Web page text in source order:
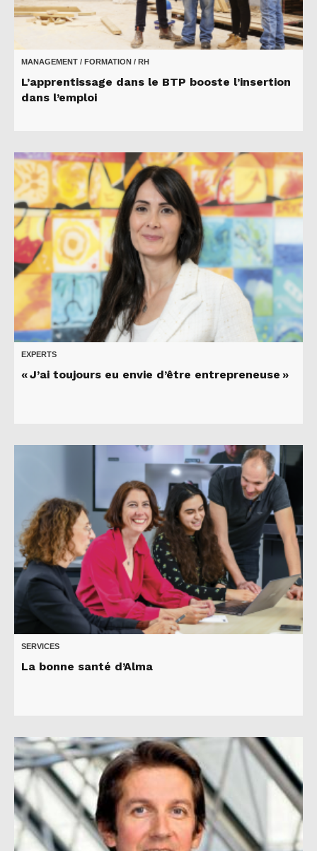
MANAGEMENT / FORMATION / RH
L’apprentissage dans le BTP booste l’insertion
dans l’emploi
EXPERTS
« J’ai toujours eu envie d’être entrepreneuse »
SERVICES
La bonne santé d’Alma